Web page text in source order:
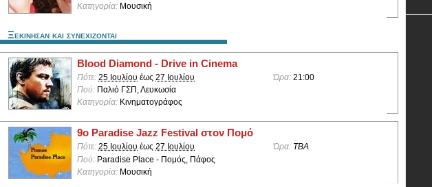
Κατηγορία: Μουσική
Ξεκινησαν και συνεχιζονται
Blood Diamond - Drive in Cinema
Πότε: 25 Ιουλίου έως 27 Ιουλίου Ώρα: 21:00
Πού: Παλιό ΓΣΠ, Λευκωσία
Κατηγορία: Κινηματογράφος
9ο Paradise Jazz Festival στον Πομό
Πότε: 25 Ιουλίου έως 27 Ιουλίου Ώρα: TBA
Πού: Paradise Place - Πομός, Πάφος
Κατηγορία: Μουσική